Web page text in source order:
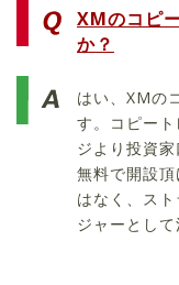
XMのコピ
か？
はい、XMの
す。コピー
ジより投資
無料で開設
はなく、ス
ジャーとして